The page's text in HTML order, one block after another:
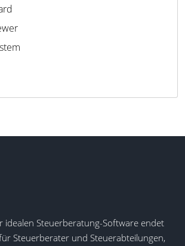
idealen Steuerberatung-Software endet
Steuerberater und Steuerabteilungen,